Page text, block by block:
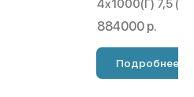
4х1000(Г) 7,5
884000 р.
Подробнее